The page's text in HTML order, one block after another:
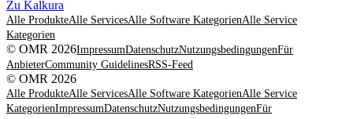
Zu Kalkura
Alle ProdukteAlle ServicesAlle Software KategorienAlle Service
Kategorien
© OMR 2026ImpressumDatenschutzNutzungsbedingungenFür
AnbieterCommunity GuidelinesRSS-Feed
© OMR 2026
Alle ProdukteAlle ServicesAlle Software KategorienAlle Service
KategorienImpressumDatenschutzNutzungsbedingungenFür